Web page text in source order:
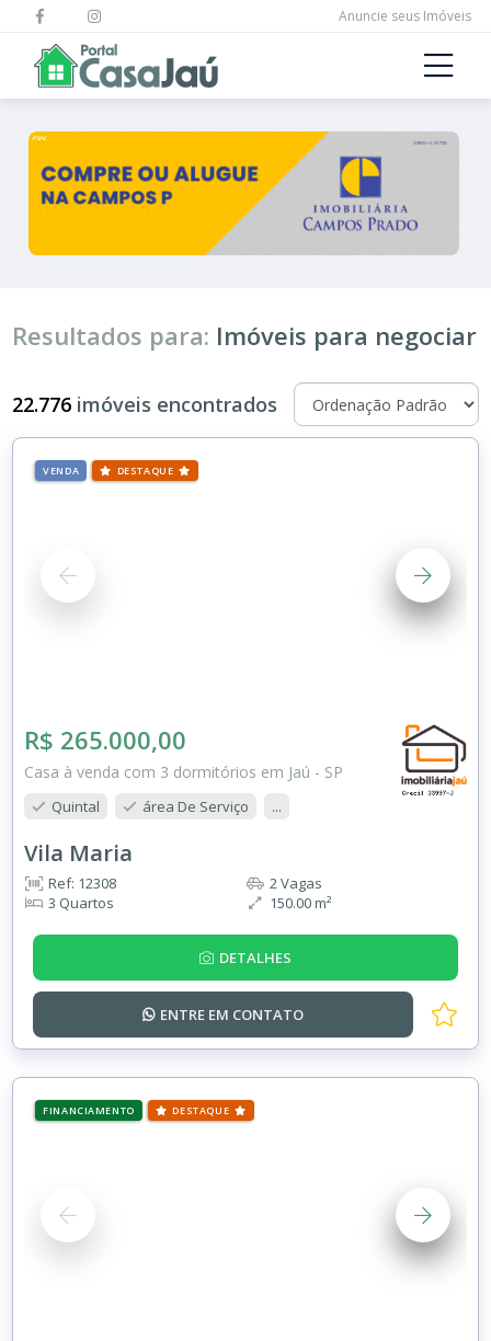
Anuncie seus Imóveis
Resultados para: Imóveis para negociar
22.776 imóveis encontrados
VENDA DESTAQUE
R$ 265.000,00
Casa à venda com 3 dormitórios em Jaú - SP
Quintal área De Serviço ...
Vila Maria
Ref: 12308
3 Quartos
2 Vagas
150.00 m²
DETALHES
ENTRE EM CONTATO
FINANCIAMENTO DESTAQUE